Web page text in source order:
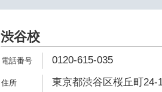
渋谷校
0120-615-035
東京都渋谷区桜丘町24-